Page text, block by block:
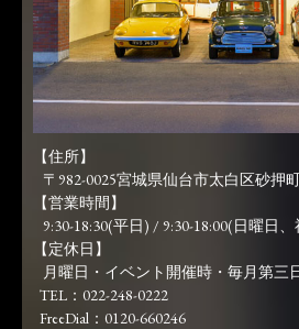
【住所】
〒982-0025宮城県仙台市太白区砂押
【営業時間】
9:30-18:30(平日) / 9:30-18:00(日曜日、
【定休日】
月曜日・イベント開催時・毎月第三
TEL：022-248-0222
FreeDial：0120-660246